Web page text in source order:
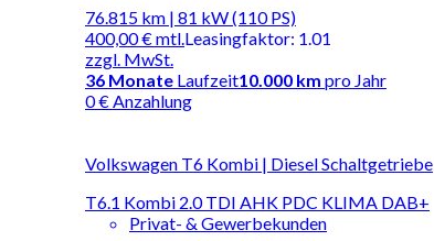
76.815 km | 81 kW (110 PS)
400,00 €mtl.
zzgl. MwSt.
Leasingfaktor: 1.01
36 Monate Laufzeit10.000 km pro Jahr
0 € Anzahlung
Volkswagen T6 Kombi | Diesel Schaltgetriebe
T6.1 Kombi 2.0 TDI AHK PDC KLIMA DAB+
Privat- & Gewerbekunden